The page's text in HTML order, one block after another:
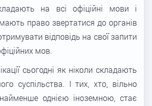
на всі офіційні мови і
право звертатися до органів
відповідь на свої запити
мов.
сьогодні як ніколи складають
суспільства. І тих, хто, вільно
однією іноземною, стає